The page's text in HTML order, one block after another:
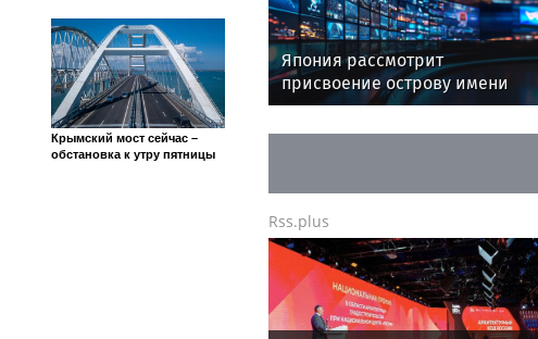
Крымский мост сейчас –
обстановка к утру пятницы
Япония рассмотрит
присвоение острову имени
разведчика Рихарда Зорге
Rss.plus